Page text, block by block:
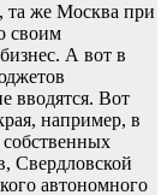
та же Москва при
своим
А вот в
вводятся. Вот
например, в
Свердловской
автономного